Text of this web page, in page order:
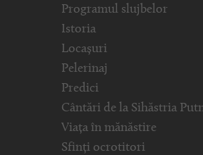
Programul slujbelor
Istoria
Locașuri
Pelerinaj
Predici
Cântări de la Sihăstria
Viața în mănăstire
Sfinți ocrotitori